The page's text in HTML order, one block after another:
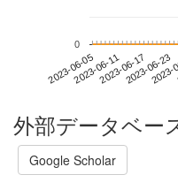
2023-06-052023-06-112023-06-172023-06-23
0
外部データベー
Google Scholar